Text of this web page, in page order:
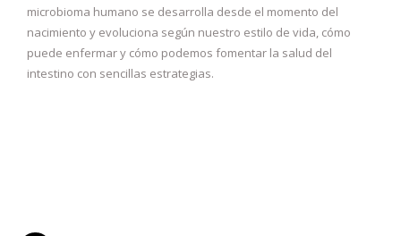
microbioma humano se desarrolla desde el momento del
nacimiento y evoluciona según nuestro estilo de vida, cómo
puede enfermar y cómo podemos fomentar la salud del
intestino con sencillas estrategias.